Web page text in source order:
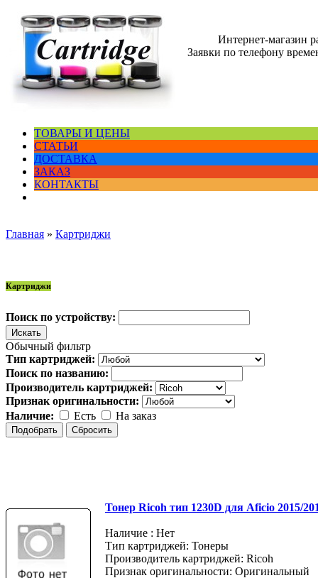
Интернет-магазин
Заявки по телефону
ТОВАРЫ И ЦЕНЫ
СТАТЬИ
ДОСТАВКА
ЗАКАЗ
КОНТАКТЫ
Главная » Картриджи
Картриджи
Поиск по устройству:
Обычный фильтр
Тип картриджей:
Поиск по названию:
Производитель картриджей:
Признак оригинальности:
Наличие:
Есть На заказ
Тонер Ricoh тип 1230D для Aficio 2015/
Наличие : Нет
Тип картриджей: Тонеры
Производитель картриджей: Ricoh
Признак оригинальности: Оригинальный